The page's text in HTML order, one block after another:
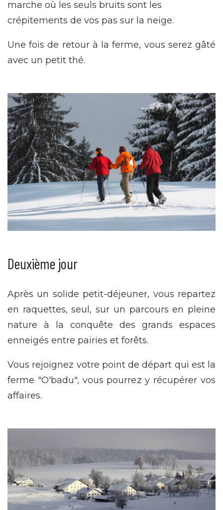
marche où les seuls bruits sont les
crépitements de vos pas sur la neige.
Une fois de retour à la ferme, vous serez gâté
avec un petit thé.
Deuxième jour
Après un solide petit-déjeuner, vous repartez
en raquettes, seul, sur un parcours en pleine
nature à la conquête des grands espaces
enneigés entre pairies et forêts.
Vous rejoignez votre point de départ qui est la
ferme "O'badu", vous pourrez y récupérer vos
affaires.